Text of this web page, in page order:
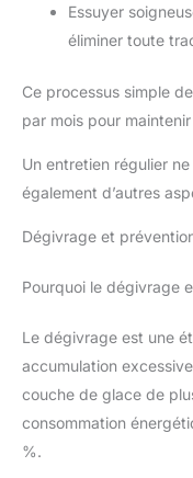
Essuyer
éliminer toute
Ce processus simple
par mois pour
Un entretien régulier
également d’autres
Dégivrage et
Pourquoi le dégivrage
Le dégivrage est une
accumulation
couche de glace de
consommation
%.